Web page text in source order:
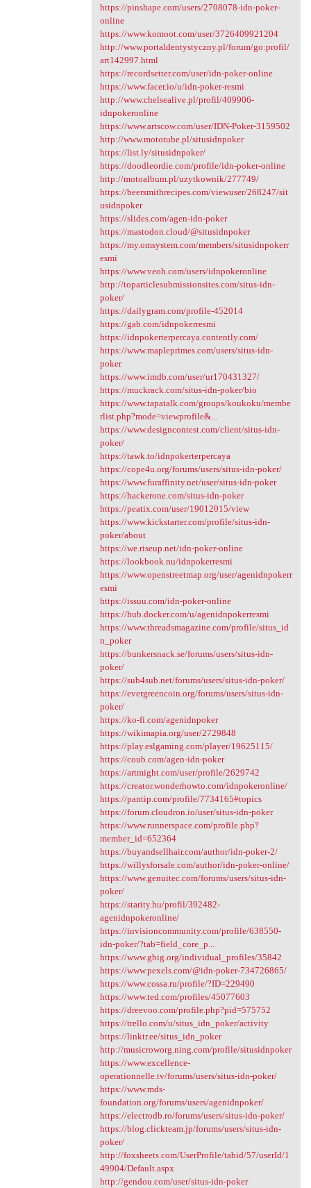
https://pinshape.com/users/2708078-idn-poker-
online
https://www.komoot.com/user/3726409921204
http://www.portaldentystyczny.pl/forum/go:profil/
art142997.html
https://recordsetter.com/user/idn-poker-online
https://www.facer.io/u/idn-poker-resmi
http://www.chelsealive.pl/profil/409906-
idnpokeronline
https://www.artscow.com/user/IDN-Poker-3159502
http://www.mototube.pl/situsidnpoker
https://list.ly/situsidnpoker/
https://doodleordie.com/profile/idn-poker-online
http://motoalbum.pl/uzytkownik/277749/
https://beersmithrecipes.com/viewuser/268247/sit
usidnpoker
https://slides.com/agen-idn-poker
https://mastodon.cloud/@situsidnpoker
https://my.omsystem.com/members/situsidnpokerr
esmi
https://www.veoh.com/users/idnpokeronline
http://toparticlesubmissionsites.com/situs-idn-
poker/
https://dailygram.com/profile-452014
https://gab.com/idnpokerresmi
https://idnpokerterpercaya.contently.com/
https://www.mapleprimes.com/users/situs-idn-
poker
https://www.imdb.com/user/ur170431327/
https://muckrack.com/situs-idn-poker/bio
https://www.tapatalk.com/groups/koukoku/membe
rlist.php?mode=viewprofile&...
https://www.designcontest.com/client/situs-idn-
poker/
https://tawk.to/idnpokerterpercaya
https://cope4u.org/forums/users/situs-idn-poker/
https://www.furaffinity.net/user/situs-idn-poker
https://hackerone.com/situs-idn-poker
https://peatix.com/user/19012015/view
https://www.kickstarter.com/profile/situs-idn-
poker/about
https://we.riseup.net/idn-poker-online
https://lookbook.nu/idnpokerresmi
https://www.openstreetmap.org/user/agenidnpokerr
esmi
https://issuu.com/idn-poker-online
https://hub.docker.com/u/agenidnpokerresmi
https://www.threadsmagazine.com/profile/situs_id
n_poker
https://bunkersnack.se/forums/users/situs-idn-
poker/
https://sub4sub.net/forums/users/situs-idn-poker/
https://evergreencoin.org/forums/users/situs-idn-
poker/
https://ko-fi.com/agenidnpoker
https://wikimapia.org/user/2729848
https://play.eslgaming.com/player/19625115/
https://coub.com/agen-idn-poker
https://artmight.com/user/profile/2629742
https://creator.wonderhowto.com/idnpokeronline/
https://pantip.com/profile/7734165#topics
https://forum.cloudron.io/user/situs-idn-poker
https://www.runnerspace.com/profile.php?
member_id=652364
https://buyandsellhair.com/author/idn-poker-2/
https://willysforsale.com/author/idn-poker-online/
https://www.genuitec.com/forums/users/situs-idn-
poker/
https://starity.hu/profil/392482-
agenidnpokeronline/
https://invisioncommunity.com/profile/638550-
idn-poker/?tab=field_core_p...
https://www.gbig.org/individual_profiles/35842
https://www.pexels.com/@idn-poker-734726865/
https://www.cossa.ru/profile/?ID=229490
https://www.ted.com/profiles/45077603
https://dreevoo.com/profile.php?pid=575752
https://trello.com/u/situs_idn_poker/activity
https://linktr.ee/situs_idn_poker
http://musicroworg.ning.com/profile/situsidnpoker
https://www.excellence-
operationnelle.tv/forums/users/situs-idn-poker/
https://www.mds-
foundation.org/forums/users/agenidnpoker/
https://electrodb.ro/forums/users/situs-idn-poker/
https://blog.clickteam.jp/forums/users/situs-idn-
poker/
http://foxsheets.com/UserProfile/tabid/57/userId/1
49904/Default.aspx
http://gendou.com/user/situs-idn-poker